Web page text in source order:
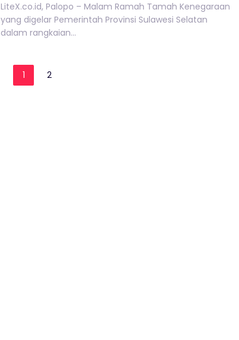
LiteX.co.id, Palopo – Malam Ramah Tamah Kenegaraan
yang digelar Pemerintah Provinsi Sulawesi Selatan
dalam rangkaian...
1 2